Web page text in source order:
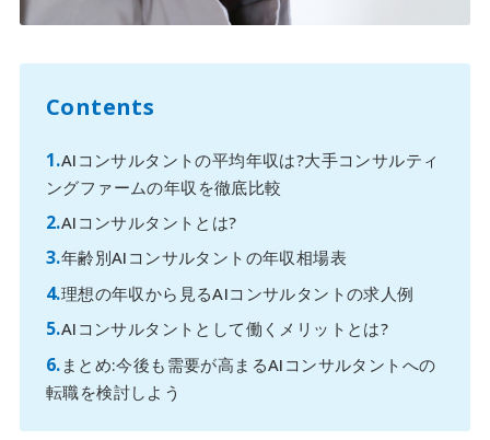
Contents
AIコンサルタントの平均年収は?大手コンサルティ
ングファームの年収を徹底比較
AIコンサルタントとは?
年齢別AIコンサルタントの年収相場表
理想の年収から見るAIコンサルタントの求人例
AIコンサルタントとして働くメリットとは?
まとめ:今後も需要が高まるAIコンサルタントへの
転職を検討しよう